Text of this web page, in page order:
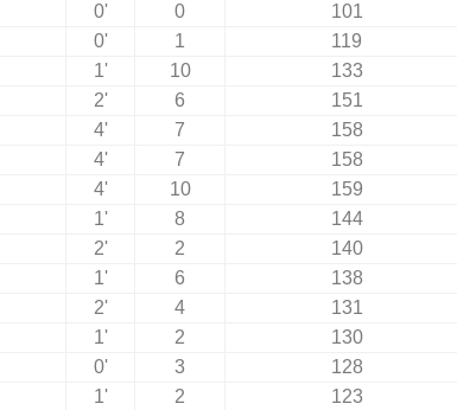
0' 0 101
0' 1 119
1' 10 133
2' 6 151
4' 7 158
4' 7 158
4' 10 159
1' 8 144
2' 2 140
1' 6 138
2' 4 131
1' 2 130
0' 3 128
1' 2 123